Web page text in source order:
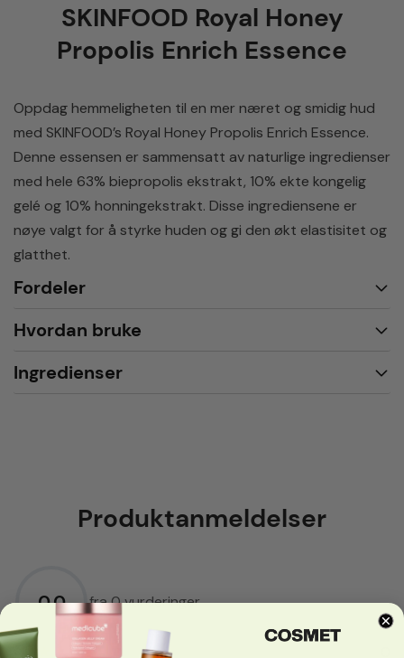
SKINFOOD Royal Honey
Propolis Enrich Essence
Oppdag hemmeligheten til en mer næret og smidig hud
med SKINFOOD’s Royal Honey Propolis Enrich Essence.
Denne essensen er sammensatt av naturlige ingredienser
med hele 63% biepropolis ekstrakt, 10% ekte kongelig
gelé og 10% honningekstrakt. Disse ingrediensene er
nøye valgt for å styrke huden og gi den økt elastisitet og
glatthet.
Fordeler
Hvordan bruke
Ingredienser
Produktanmeldelser
0.0 fra 0 vurderinger
★